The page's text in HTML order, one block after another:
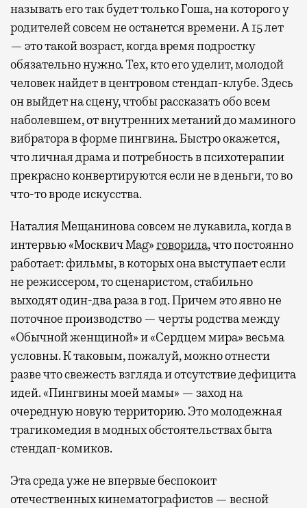
называть его так будет только Гоша, на которого у
родителей совсем не останется времени. А 15 лет
— это такой возраст, когда время подростку
обязательно нужно. Тех, кто его уделит, молодой
человек найдет в центровом стендап-клубе. Здесь
он выйдет на сцену, чтобы рассказать обо всем
наболевшем, от внутренних метаний до маминого
вибратора в форме пингвина. Быстро окажется,
что личная драма и потребность в психотерапии
прекрасно конвертируются если не в деньги, то во
что-то вроде искусства.
Наталия Мещанинова совсем не лукавила, когда в
интервью «Москвич Mag»говорила, что постоянно
работает: фильмы, в которых она выступает если
не режиссером, то сценаристом, стабильно
выходят один-два раза в год. Причем это явно не
поточное производство — черты родства между
«Обычной женщиной» и «Сердцем мира» весьма
условны. К таковым, пожалуй, можно отнести
разве что свежесть взгляда и отсутствие дефицита
идей. «Пингвины моей мамы» — заход на
очередную новую территорию. Это молодежная
трагикомедия в модных обстоятельствах быта
стендап-комиков.
Эта среда уже не впервые беспокоит
отечественных кинематографистов — весной